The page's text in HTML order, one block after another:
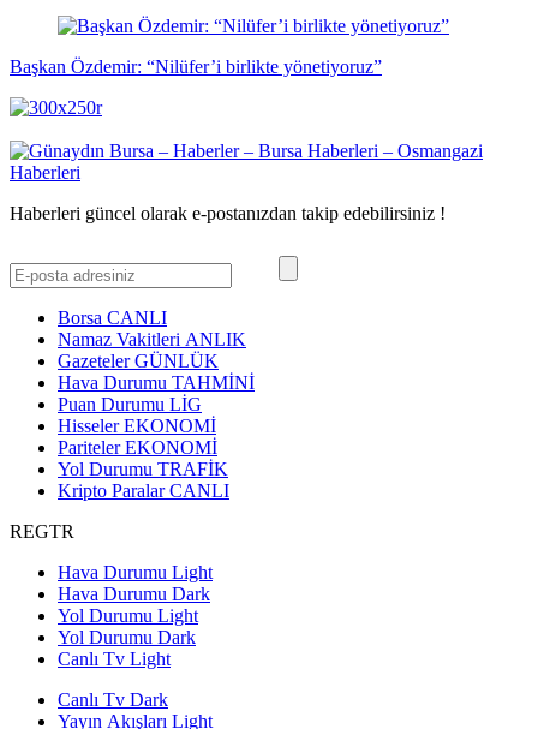
Başkan Özdemir: “Nilüfer’i birlikte yönetiyoruz”
Haberleri güncel olarak e-postanızdan takip edebilirsiniz !
Borsa CANLI
Namaz Vakitleri ANLIK
GazetelerGÜNLÜK
Hava Durumu TAHMİNİ
Puan Durumu LİG
HisselerEKONOMİ
ParitelerEKONOMİ
Yol Durumu TRAFİK
Kripto ParalarCANLI
REGTR
Hava Durumu Light
Hava Durumu Dark
Yol Durumu Light
Yol Durumu Dark
Canlı Tv Light
Canlı Tv Dark
Yayın Akışları Light